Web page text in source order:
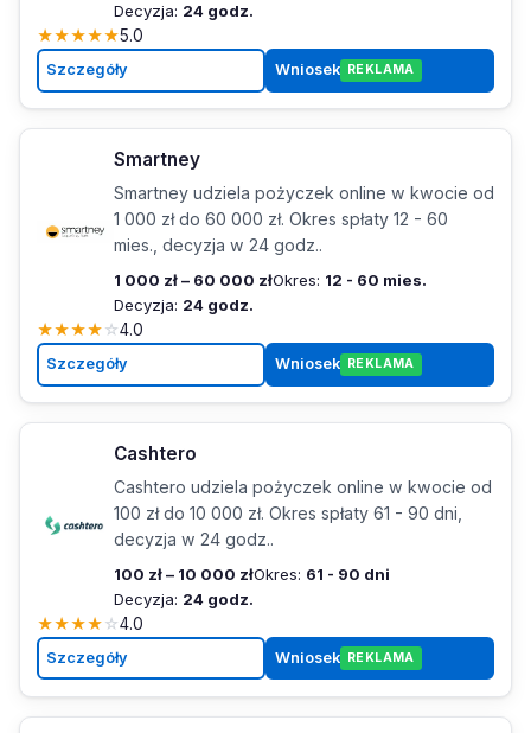
Decyzja: 24 godz.
★★★★★5.0
Szczegóły Wniosek REKLAMA
Smartney
Smartney udziela pożyczek online w kwocie od
1 000 zł do 60 000 zł. Okres spłaty 12 - 60
mies., decyzja w 24 godz..
1 000 zł – 60 000 złOkres: 12 - 60 mies.
Decyzja: 24 godz.
★★★★☆4.0
Szczegóły Wniosek REKLAMA
Cashtero
Cashtero udziela pożyczek online w kwocie od
100 zł do 10 000 zł. Okres spłaty 61 - 90 dni,
decyzja w 24 godz..
100 zł – 10 000 złOkres: 61 - 90 dni
Decyzja: 24 godz.
★★★★☆4.0
Szczegóły Wniosek REKLAMA